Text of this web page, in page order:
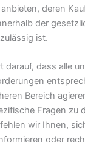
deren
der
ist.
darauf, dass alle
Bereich
Fragen zu
wir Ihnen,
oder